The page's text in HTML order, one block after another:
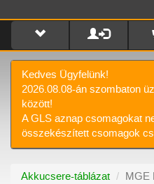
Kedves Ügyfelünk!
2026.08.08-án szombaton
között!
A GLS aznap csomagokat
összekészített csomagok
Akkucsere-táblázat MGE